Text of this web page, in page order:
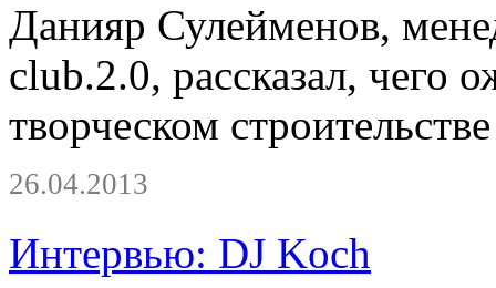
Данияр Сулейменов,
club.2.0, рассказал, чего
творческом
26.04.2013
Интервью: DJ Koch